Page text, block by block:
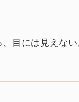
目には見えな